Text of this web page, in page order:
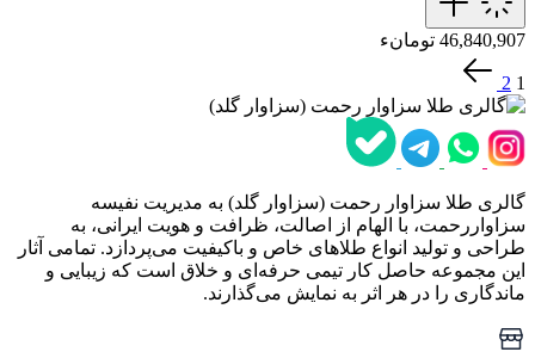
46,840,907 تومانء
1
2
گالری طلا سزاوار رحمت (سزاوار گلد) به مدیریت نفیسه
سزاواررحمت، با الهام از اصالت، ظرافت و هویت ایرانی، به
طراحی و تولید انواع طلاهای خاص و باکیفیت می‌پردازد. تمامی آثار
این مجموعه حاصل کار تیمی حرفه‌ای و خلاق است که زیبایی و
ماندگاری را در هر اثر به نمایش می‌گذارند.